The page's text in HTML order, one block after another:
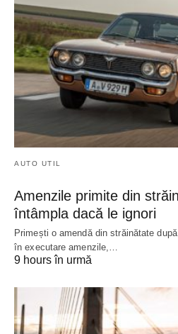
AUTO UTIL
Amenzile primite din
întâmpla dacă le ignori
Primești o amendă din străinătate
în executare amenzile,…
9 hours în urmă